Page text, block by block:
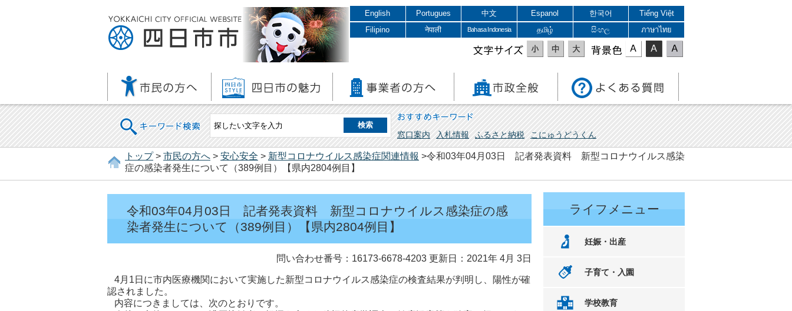
English Portugues 中文 Espanol 한국어
Tiếng Việt
Filipino
नेपाली Bahasa Indonesia தமிழ் සිංහල ภาษาไทย
文字サイズ 表示色
キーワード検索 おすすめキーワード
窓口案内 入札情報 ふるさと納税 こにゅうどうくん
トップ> 市民の方へ > 安心安全 > 新型コロナウイルス感染症関連情報 >令和03年04月03日 記者発表資料 新型コロナウイルス感染
症の感染者発生について（389例目）【県内2804例目】
令和03年04月03日 記者発表資料 新型コロナウイルス感染症の感
染者発生について（389例目）【県内2804例目】
問い合わせ番号：16173-6678-4203 更新日：2021年 4月 3日
4月1日に市内医療機関において実施した新型コロナウイルス感染症の検査結果が判明し、陽性が確
認されました。
内容につきましては、次のとおりです。
ライフメニュー
妊娠・出産
子育て・入園
学校教育